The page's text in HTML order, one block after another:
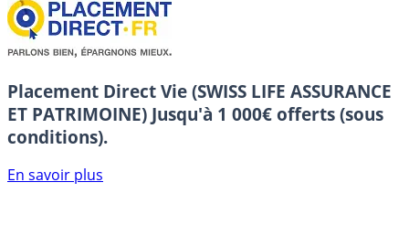
Placement Direct Vie (SWISS LIFE ASSURANCE
ET PATRIMOINE) Jusqu'à 1 000€ offerts (sous
conditions).
En savoir plus